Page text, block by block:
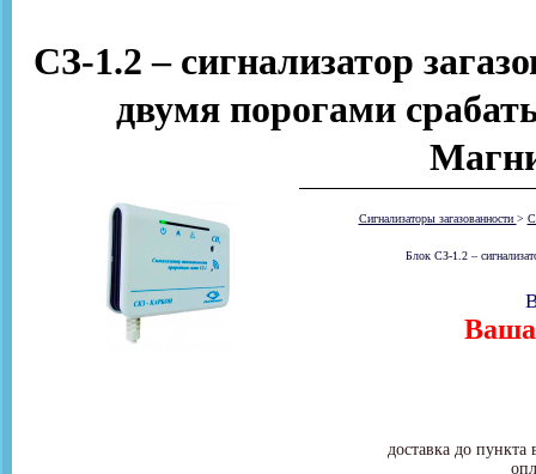
СЗ-1.2 – сигнализатор
двумя порогами
Сигнализаторы загазованности >
Блок СЗ-1.2 –
Ваша
доставка до